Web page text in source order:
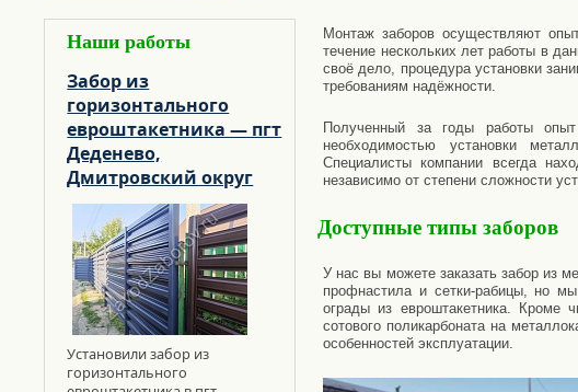
Наши работы
Забор из
горизонтального
евроштакетника — пгт
Деденево,
Дмитровский округ
Установили забор из
горизонтального
Монтаж заборов осуществляют
течение нескольких лет работы в
своё дело, процедура установки
требованиям надёжности.
Полученный за годы работы
необходимостью установки
Специалисты компании всегда
независимо от степени сложности
Доступные типы заборов
У нас вы можете заказать забор из
профнастила и сетки-рабицы, но
ограды из евроштакетника. Кроме
сотового поликарбоната на
особенностей эксплуатации.